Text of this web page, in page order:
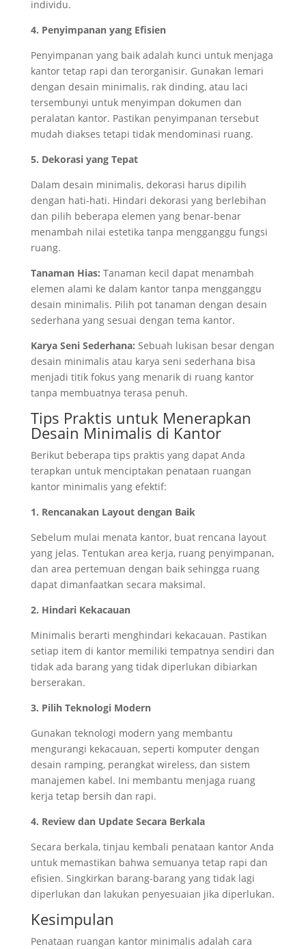
individu.
4. Penyimpanan yang Efisien
Penyimpanan yang baik adalah kunci untuk menjaga
kantor tetap rapi dan terorganisir. Gunakan lemari
dengan desain minimalis, rak dinding, atau laci
tersembunyi untuk menyimpan dokumen dan
peralatan kantor. Pastikan penyimpanan tersebut
mudah diakses tetapi tidak mendominasi ruang.
5. Dekorasi yang Tepat
Dalam desain minimalis, dekorasi harus dipilih
dengan hati-hati. Hindari dekorasi yang berlebihan
dan pilih beberapa elemen yang benar-benar
menambah nilai estetika tanpa mengganggu fungsi
ruang.
Tanaman Hias: Tanaman kecil dapat menambah
elemen alami ke dalam kantor tanpa mengganggu
desain minimalis. Pilih pot tanaman dengan desain
sederhana yang sesuai dengan tema kantor.
Karya Seni Sederhana: Sebuah lukisan besar dengan
desain minimalis atau karya seni sederhana bisa
menjadi titik fokus yang menarik di ruang kantor
tanpa membuatnya terasa penuh.
Tips Praktis untuk Menerapkan
Desain Minimalis di Kantor
Berikut beberapa tips praktis yang dapat Anda
terapkan untuk menciptakan penataan ruangan
kantor minimalis yang efektif:
1. Rencanakan Layout dengan Baik
Sebelum mulai menata kantor, buat rencana layout
yang jelas. Tentukan area kerja, ruang penyimpanan,
dan area pertemuan dengan baik sehingga ruang
dapat dimanfaatkan secara maksimal.
2. Hindari Kekacauan
Minimalis berarti menghindari kekacauan. Pastikan
setiap item di kantor memiliki tempatnya sendiri dan
tidak ada barang yang tidak diperlukan dibiarkan
berserakan.
3. Pilih Teknologi Modern
Gunakan teknologi modern yang membantu
mengurangi kekacauan, seperti komputer dengan
desain ramping, perangkat wireless, dan sistem
manajemen kabel. Ini membantu menjaga ruang
kerja tetap bersih dan rapi.
4. Review dan Update Secara Berkala
Secara berkala, tinjau kembali penataan kantor Anda
untuk memastikan bahwa semuanya tetap rapi dan
efisien. Singkirkan barang-barang yang tidak lagi
diperlukan dan lakukan penyesuaian jika diperlukan.
Kesimpulan
Penataan ruangan kantor minimalis adalah cara